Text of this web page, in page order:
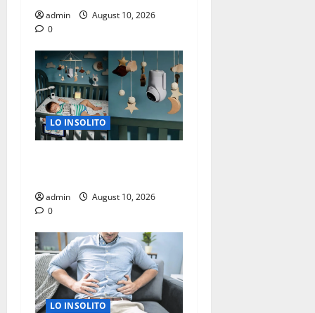
admin
August 10, 2026
0
LO INSOLITO
admin
August 10, 2026
0
LO INSOLITO